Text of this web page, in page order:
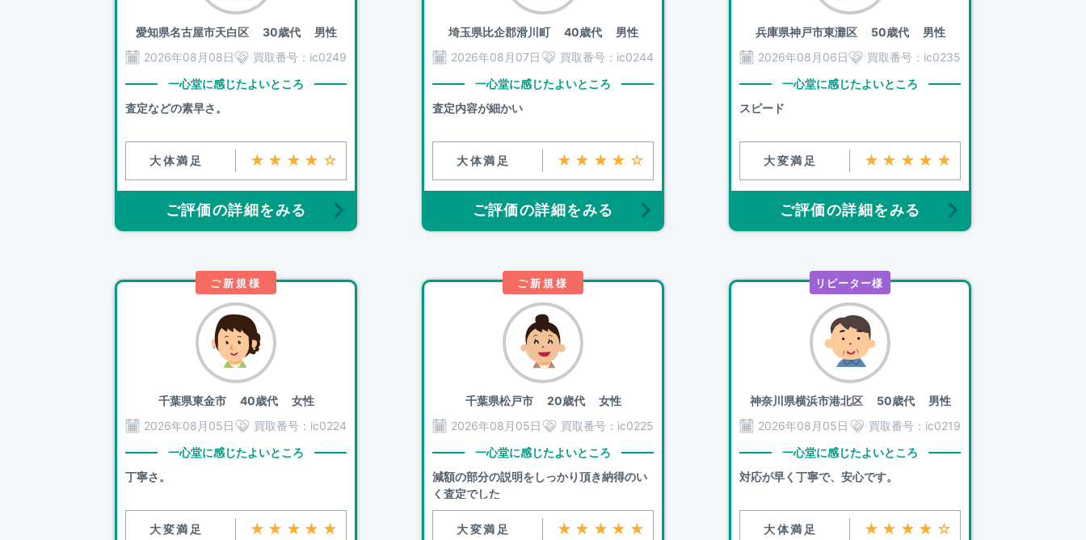
愛知県名古屋市天白区30歳代 男性
2026年08月08日
買取番号： ic0249
一心堂に感じたよいところ
査定などの素早さ。
大体満足 ★★★★☆
ご評価の詳細をみる
埼玉県比企郡滑川町40歳代 男性
2026年08月07日
買取番号： ic0244
一心堂に感じたよいところ
査定内容が細かい
大体満足 ★★★★☆
ご評価の詳細をみる
兵庫県神戸市東灘区50歳代 男性
2026年08月06日
買取番号： ic0235
一心堂に感じたよいところ
スピード
大変満足 ★★★★★
ご評価の詳細をみる
ご新規様
千葉県東金市40歳代 女性
2026年08月05日
買取番号： ic0224
一心堂に感じたよいところ
丁寧さ。
大変満足 ★★★★★
ご新規様
千葉県松戸市20歳代 女性
2026年08月05日
買取番号： ic0225
一心堂に感じたよいところ
減額の部分の説明をしっかり頂き納得のい
く査定でした
大変満足 ★★★★★
リピーター様
神奈川県横浜市港北区50歳代 男性
2026年08月05日
買取番号： ic0219
一心堂に感じたよいところ
対応が早く丁寧で、安心です。
大体満足 ★★★★☆